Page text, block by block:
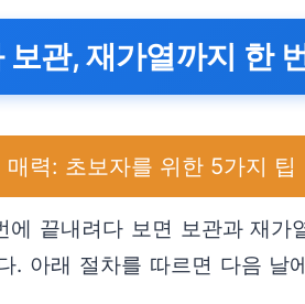
보관, 재가열까지 한
매력: 초보자를 위한 5가지 팁
에 끝내려다 보면 보관과 재
. 아래 절차를 따르면 다음 날